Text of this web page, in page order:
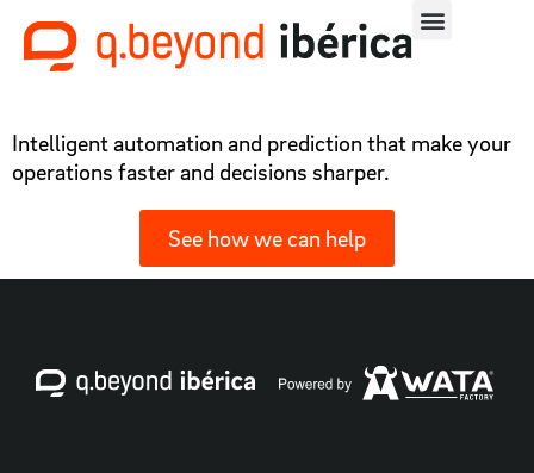
Intelligent automation and prediction that make your
operations faster and decisions sharper.
See how we can help